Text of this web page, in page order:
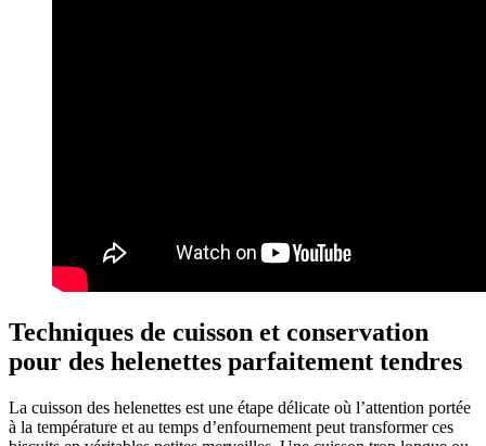
Techniques de cuisson et conservation
pour des helenettes parfaitement tendres
La cuisson des helenettes est une étape délicate où l’attention portée
à la température et au temps d’enfournement peut transformer ces